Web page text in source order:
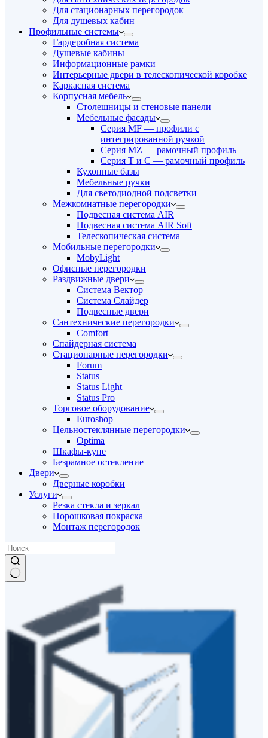
Для стационарных перегородок
Для душевых кабин
Профильные системы
Гардеробная система
Душевые кабины
Информационные рамки
Интерьерные двери в телескопической коробке
Каркасная система
Корпусная мебель
Столешницы и стеновые панели
Мебельные фасады
Серия MF — профили с
интегрированной ручкой
Серия MZ — рамочный профиль
Серия T и C — рамочный профиль
Кухонные базы
Мебельные ручки
Для светодиодной подсветки
Межкомнатные перегородки
Подвесная система AIR
Подвесная система AIR Soft
Телескопическая система
Мобильные перегородки
MobyLight
Офисные перегородки
Раздвижные двери
Система Вектор
Система Слайдер
Подвесные двери
Сантехнические перегородки
Comfort
Спайдерная система
Стационарные перегородки
Forum
Status
Status Light
Status Pro
Торговое оборудование
Euroshop
Цельностеклянные перегородки
Optima
Шкафы-купе
Безрамное остекление
Двери
Дверные коробки
Услуги
Резка стекла и зеркал
Порошковая покраска
Монтаж перегородок